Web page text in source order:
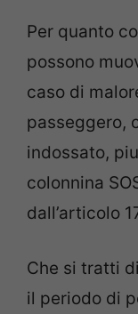
Per quanto
possono
caso di
passeggero,
indossato,
colonnina
dall’articolo
Che si tratti
il periodo di